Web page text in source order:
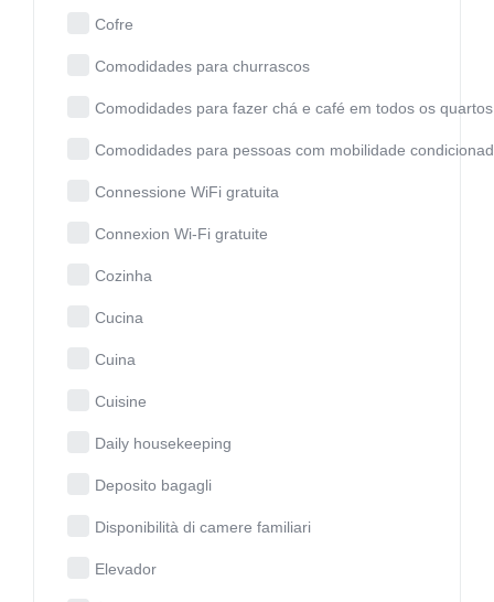
Cofre
Comodidades para churrascos
Comodidades para fazer chá e café em todos os quartos
Comodidades para pessoas com mobilidade
Connessione WiFi gratuita
Connexion Wi-Fi gratuite
Cozinha
Cucina
Cuina
Cuisine
Daily housekeeping
Deposito bagagli
Disponibilità di camere familiari
Elevador